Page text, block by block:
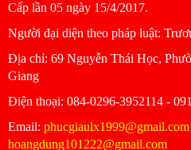
Cấp lần 05 ngày 15/4/2017.
Người đại diện theo pháp luật:
Ðịa chỉ: 69 Nguyễn Thái Học,
Giang
Ðiện thoại: 084-0296-3952114 -
Email: phucgiaulx1999@gmail.com
hoangdung101222@gmail.com